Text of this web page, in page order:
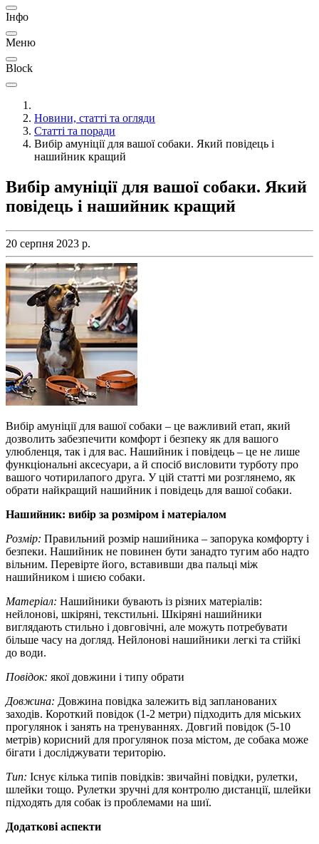
Інфо
Меню
Block
Новини, статті та огляди
Статті та поради
Вибір амуніції для вашої собаки. Який повідець і
нашийник кращий
Вибір амуніції для вашої собаки. Який
повідець і нашийник кращий
20 серпня 2023 р.
Вибір амуніції для вашої собаки – це важливий етап, який
дозволить забезпечити комфорт і безпеку як для вашого
улюбленця, так і для вас. Нашийник і повідець – це не лише
функціональні аксесуари, а й спосіб висловити турботу про
вашого чотирилапого друга. У цій статті ми розглянемо, як
обрати найкращий нашийник і повідець для вашої собаки.
Нашийник: вибір за розміром і матеріалом
Розмір: Правильний розмір нашийника – запорука комфорту і
безпеки. Нашийник не повинен бути занадто тугим або надто
вільним. Перевірте його, вставивши два пальці між
нашийником і шиєю собаки.
Матеріал: Нашийники бувають із різних матеріалів:
нейлонові, шкіряні, текстильні. Шкіряні нашийники
виглядають стильно і довговічні, але можуть потребувати
більше часу на догляд. Нейлонові нашийники легкі та стійкі
до води.
Повідок: якої довжини і типу обрати
Довжина: Довжина повідка залежить від запланованих
заходів. Короткий повідок (1-2 метри) підходить для міських
прогулянок і занять на тренуваннях. Довгий повідок (5-10
метрів) корисний для прогулянок поза містом, де собака може
бігати і досліджувати територію.
Тип: Існує кілька типів повідків: звичайні повідки, рулетки,
шлейки тощо. Рулетки зручні для контролю дистанції, шлейки
підходять для собак із проблемами на шиї.
Додаткові аспекти